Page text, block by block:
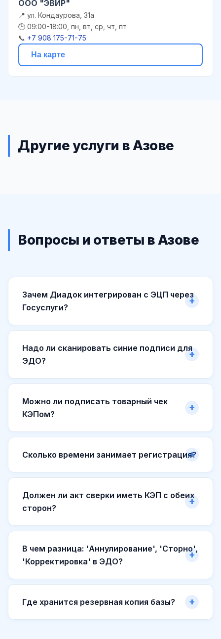
ООО "ЭВИР"
📍 ул. Кондаурова, 31а
🕒 09:00-18:00, пн, вт, ср, чт, пт
📞 +7 908 175-71-75
На карте
Другие услуги в Азове
Вопросы и ответы в Азове
Зачем Диадок интегрирован с ЭЦП через
Госуслуги?
Надо ли сканировать синие подписи для
ЭДО?
Можно ли подписать товарный чек
КЭПом?
Сколько времени занимает регистрация?
Должен ли акт сверки иметь КЭП с обеих
сторон?
В чем разница: 'Аннулирование', 'Сторно',
'Корректировка' в ЭДО?
Где хранится резервная копия базы?